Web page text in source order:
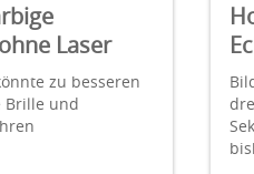
Laser
zu besseren
Brille und